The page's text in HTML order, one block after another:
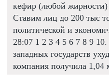
кефир (любой
Ставим лиц до 200 тыс
политической и
28:07 1 2 3 4 5 6 7 8 9
западных государств
компания получила 1,04